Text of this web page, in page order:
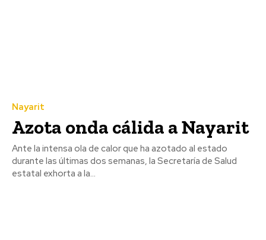
Nayarit
Azota onda cálida a Nayarit
Ante la intensa ola de calor que ha azotado al estado
durante las últimas dos semanas, la Secretaría de Salud
estatal exhorta a la...